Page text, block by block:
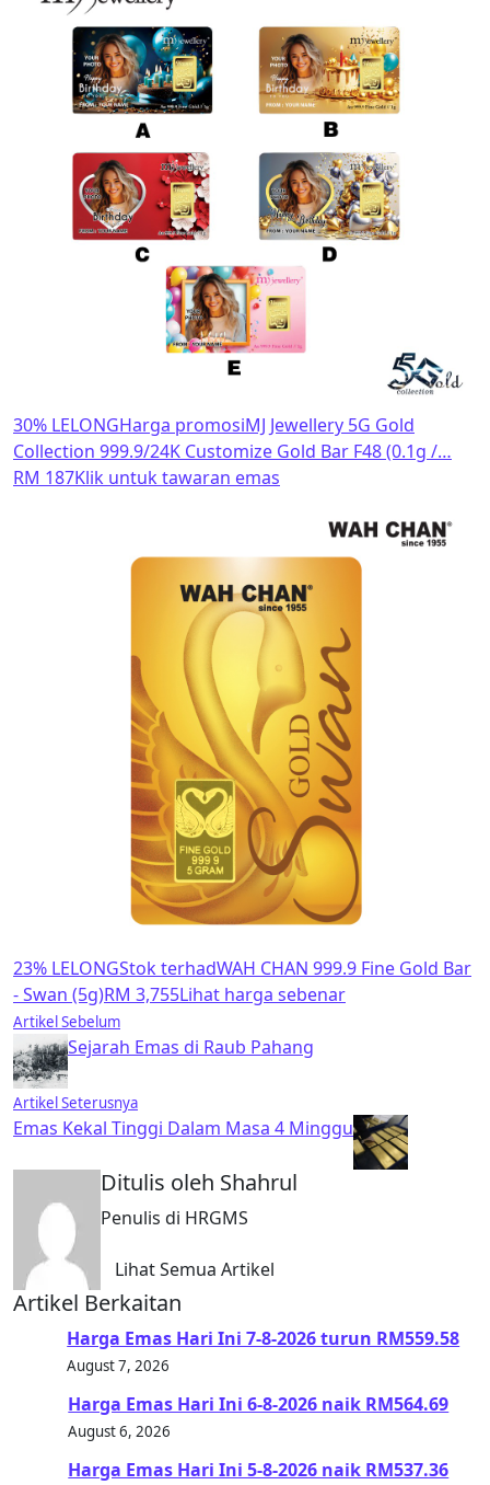
30% LELONGHarga promosiMJ Jewellery 5G Gold
Collection 999.9/24K Customize Gold Bar F48 (0.1g /…
RM 187Klik untuk tawaran emas
23% LELONGStok terhadWAH CHAN 999.9 Fine Gold Bar
- Swan (5g)RM 3,755Lihat harga sebenar
Artikel Sebelum
Sejarah Emas di Raub Pahang
Artikel Seterusnya
Emas Kekal Tinggi Dalam Masa 4 Minggu
Ditulis oleh Shahrul
Penulis di HRGMS
Lihat Semua Artikel
Artikel Berkaitan
Harga Emas Hari Ini 7-8-2026 turun RM559.58
August 7, 2026
Harga Emas Hari Ini 6-8-2026 naik RM564.69
August 6, 2026
Harga Emas Hari Ini 5-8-2026 naik RM537.36